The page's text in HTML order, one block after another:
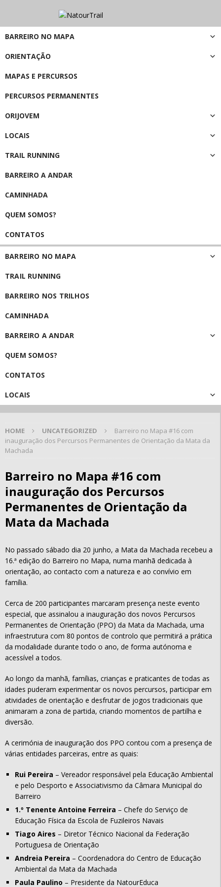
BARREIRO NO MAPA
ORIENTAÇÃO
MAPAS E PERCURSOS
PERCURSOS PERMANENTES
ORIJOVEM
LOCAIS
TRAIL RUNNING
BARREIRO A ANDAR
CAMINHADA
QUEM SOMOS?
CONTATOS
BARREIRO NO MAPA
TRAIL RUNNING
BARREIRO NOS TRILHOS
CAMINHADA
BARREIRO A ANDAR
QUEM SOMOS?
CONTATOS
LOCAIS
HOME UNCATEGORIZED
Barreiro no Mapa #16 com
inauguração dos Percursos Permanentes de Orientação da Mata da
Machada
Barreiro no Mapa #16 com
inauguração dos Percursos
Permanentes de Orientação da
Mata da Machada
No passado sábado dia 20 junho, a Mata da Machada recebeu a
16.ª edição do Barreiro no Mapa, numa manhã dedicada à
orientação, ao contacto com a natureza e ao convívio em
família.
Cerca de 200 participantes marcaram presença neste evento
especial, que assinalou a inauguração dos novos Percursos
Permanentes de Orientação (PPO) da Mata da Machada, uma
infraestrutura com 80 pontos de controlo que permitirá a prática
da modalidade durante todo o ano, de forma autónoma e
acessível a todos.
Ao longo da manhã, famílias, crianças e praticantes de todas as
idades puderam experimentar os novos percursos, participar em
atividades de orientação e desfrutar de jogos tradicionais que
animaram a zona de partida, criando momentos de partilha e
diversão.
A cerimónia de inauguração dos PPO contou com a presença de
várias entidades parceiras, entre as quais:
Rui Pereira – Vereador responsável pela Educação Ambiental
e pelo Desporto e Associativismo da Câmara Municipal do
Barreiro
1.º Tenente Antoine Ferreira – Chefe do Serviço de
Educação Física da Escola de Fuzileiros Navais
Tiago Aires – Diretor Técnico Nacional da Federação
Portuguesa de Orientação
Andreia Pereira – Coordenadora do Centro de Educação
Ambiental da Mata da Machada
Paula Paulino – Presidente da NatourEduca